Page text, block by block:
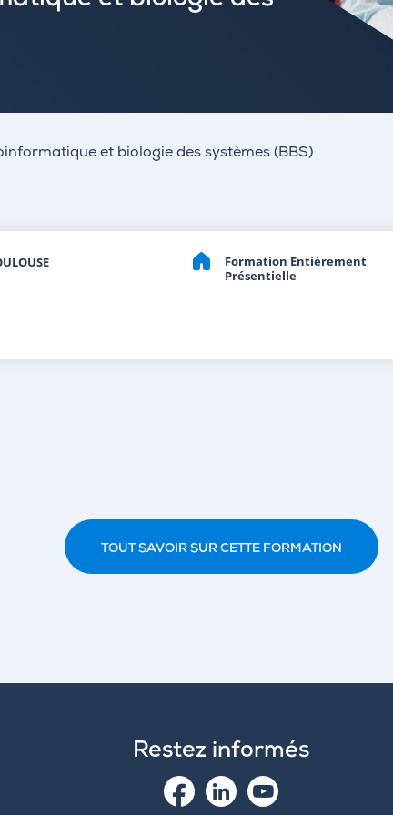
et biologie des systèmes (BBS)
Formation Entièrement
Présentielle
TOUT SAVOIR SUR CETTE FORMATION
Restez informés